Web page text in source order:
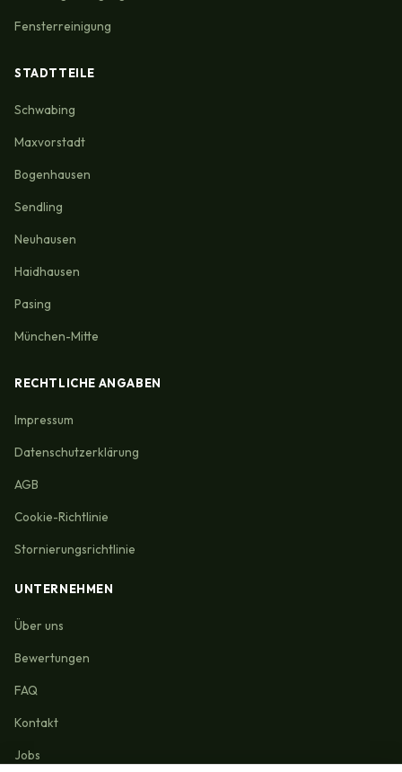
Fensterreinigung
STADTTEILE
Schwabing
Maxvorstadt
Bogenhausen
Sendling
Neuhausen
Haidhausen
Pasing
München-Mitte
RECHTLICHE ANGABEN
Impressum
Datenschutzerklärung
AGB
Cookie-Richtlinie
Stornierungsrichtlinie
UNTERNEHMEN
Über uns
Bewertungen
FAQ
Kontakt
Jobs